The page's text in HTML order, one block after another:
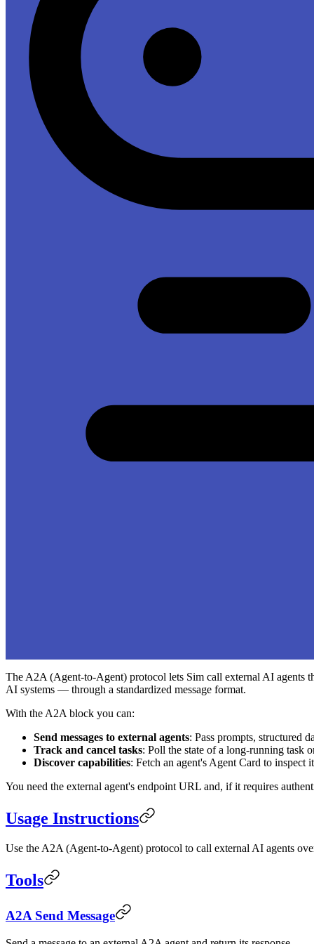
The A2A (Agent-to-Agent) protocol lets Sim call external AI agents
AI systems — through a standardized message format.
With the A2A block you can:
Send messages to external agents: Pass prompts, structured
Track and cancel tasks: Poll the state of a long-running task
Discover capabilities: Fetch an agent's Agent Card to inspect
You need the external agent's endpoint URL and, if it requires
Usage Instructions
Use the A2A (Agent-to-Agent) protocol to call external AI agents
Tools
A2A Send Message